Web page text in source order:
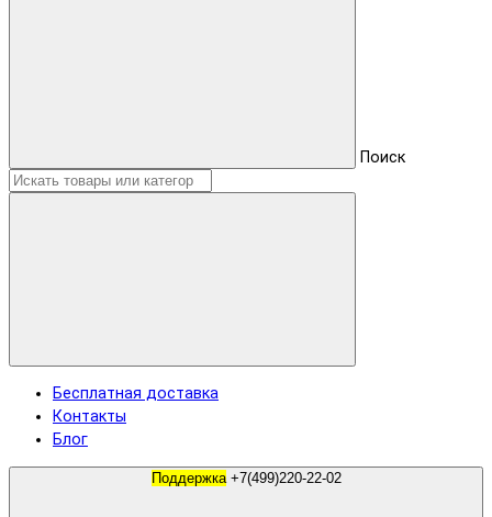
Поиск
Бесплатная доставка
Контакты
Блог
Поддержка +7(499)220-22-02